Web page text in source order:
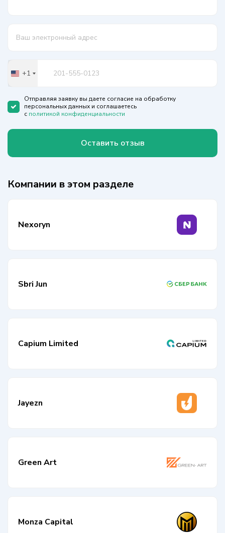
United
+1
Отправляя заявку вы даете согласие на обработку
персональных данных и соглашаетесь
с политикой конфиденциальности
Оставить отзыв
Компании в этом разделе
Nexoryn
Sbri Jun
Capium Limited
Jayezn
Green Art
Monza Capital